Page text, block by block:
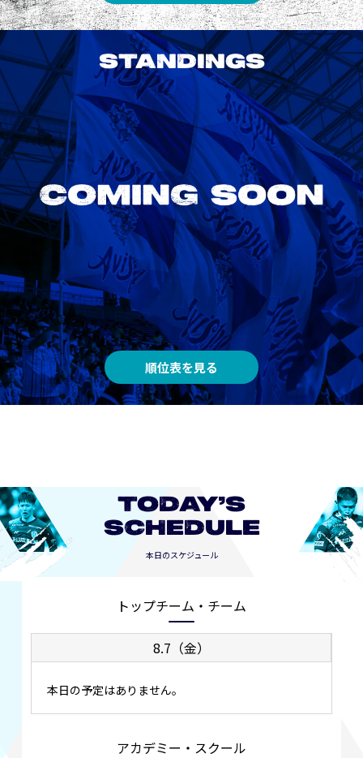
STANDINGS
順位表を見る
TODAY’S
SCHEDULE
本日のスケジュール
トップチーム・チーム
8.7（金）
本日の予定はありません。
アカデミー・スクール